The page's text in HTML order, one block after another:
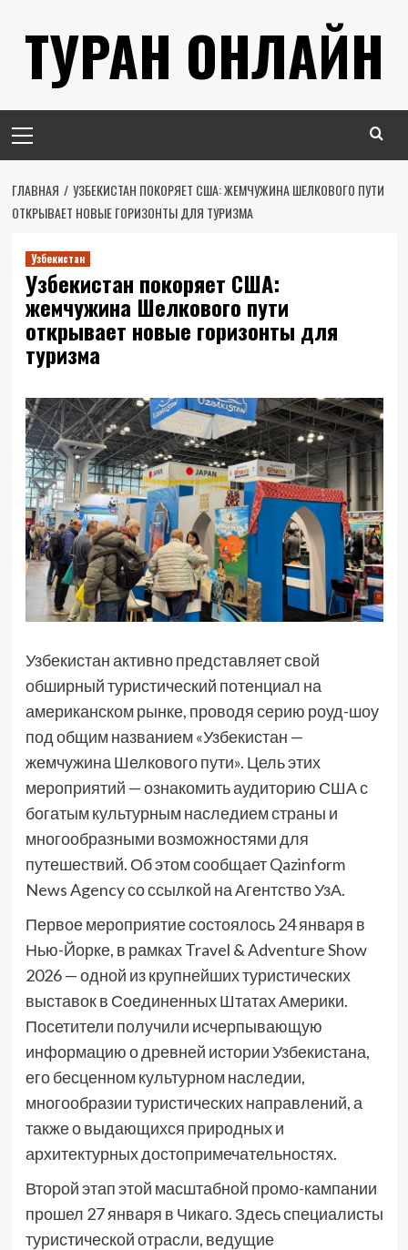
содержимому
ТУРАН ОНЛАЙН
меню
ГЛАВНАЯ
УЗБЕКИСТАН ПОКОРЯЕТ США: ЖЕМЧУЖИНА ШЕЛКОВОГО ПУТИ
ОТКРЫВАЕТ НОВЫЕ ГОРИЗОНТЫ ДЛЯ ТУРИЗМА
Узбекистан
Узбекистан покоряет США:
жемчужина Шелкового пути
открывает новые горизонты для
туризма
Узбекистан активно представляет свой
обширный туристический потенциал на
американском рынке, проводя серию роуд-шоу
под общим названием «Узбекистан —
жемчужина Шелкового пути». Цель этих
мероприятий — ознакомить аудиторию США с
богатым культурным наследием страны и
многообразными возможностями для
путешествий. Об этом сообщает Qazinform
News Agency со ссылкой на Агентство УзА.
Первое мероприятие состоялось 24 января в
Нью-Йорке, в рамках Travel & Adventure Show
2026 — одной из крупнейших туристических
выставок в Соединенных Штатах Америки.
Посетители получили исчерпывающую
информацию о древней истории Узбекистана,
его бесценном культурном наследии,
многообразии туристических направлений, а
также о выдающихся природных и
архитектурных достопримечательностях.
Второй этап этой масштабной промо-кампании
прошел 27 января в Чикаго. Здесь специалисты
туристической отрасли, ведущие